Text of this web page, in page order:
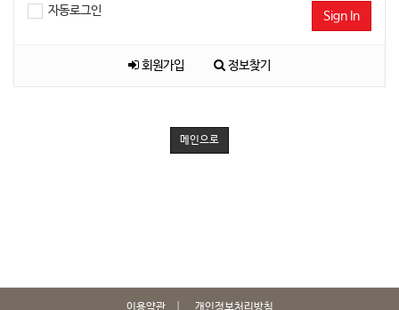
자동로그인 Sign In
회원가입 정보찾기
메인으로
이용약관 개인정보처리방침